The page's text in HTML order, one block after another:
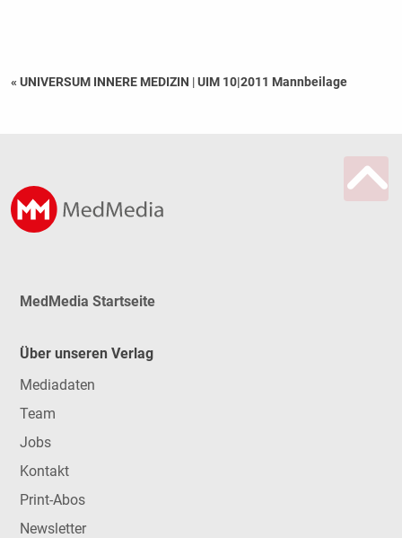
« UNIVERSUM INNERE MEDIZIN |UIM 10|2011 Mannbeilage
MedMedia Startseite
Über unseren Verlag
Mediadaten
Team
Jobs
Kontakt
Print-Abos
Newsletter